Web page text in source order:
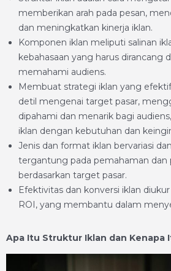
memberikan arah pada pesan,
dan meningkatkan kinerja iklan.
Komponen iklan meliputi salinan
kebahasaan yang harus dirancang
memahami audiens.
Membuat strategi iklan yang
detil mengenai target pasar,
dipahami dan menarik bagi
iklan dengan kebutuhan dan
Jenis dan format iklan bervariasi
tergantung pada pemahaman dan
berdasarkan target pasar.
Efektivitas dan konversi iklan
ROI, yang membantu dalam
Apa Itu Struktur Iklan dan Kenapa